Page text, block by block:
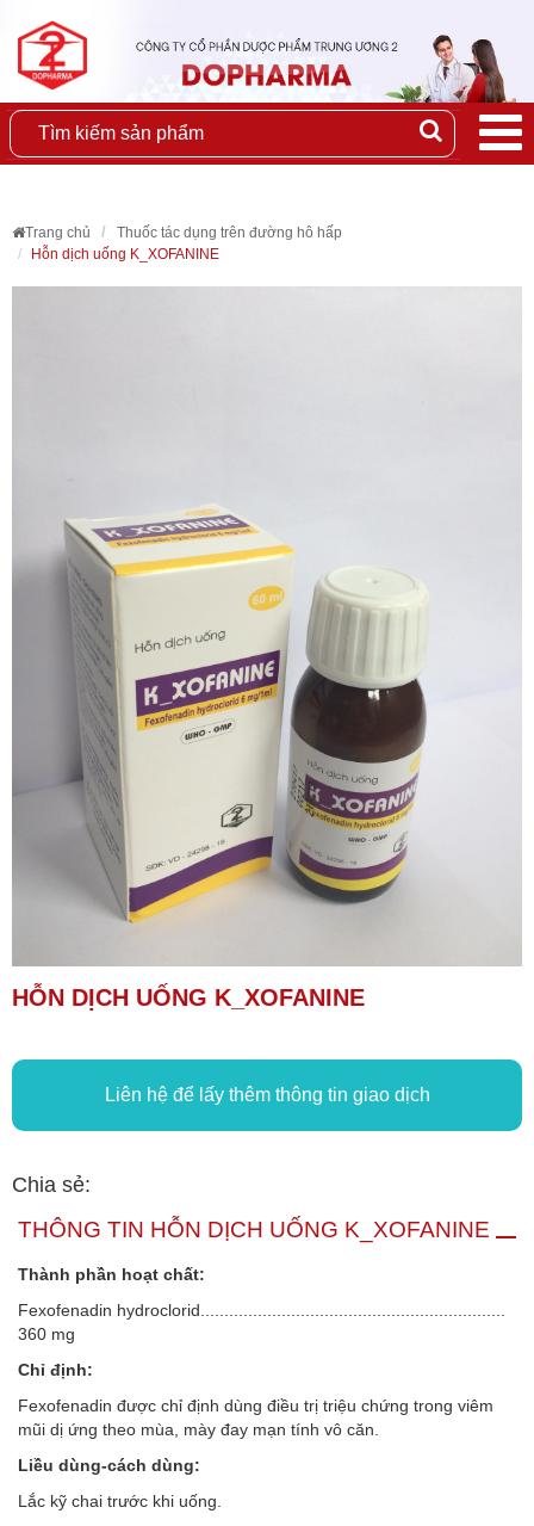
Trang chủ
Thuốc tác dụng trên đường hô hấp
Hỗn dịch uống K_XOFANINE
HỖN DỊCH UỐNG K_XOFANINE
Liên hệ để lấy thêm thông tin giao dịch
Chia sẻ:
THÔNG TIN HỖN DỊCH UỐNG K_XOFANINE
Thành phần hoạt chất:
Fexofenadin hydroclorid................................................................
360 mg
Chỉ định:
Fexofenadin được chỉ định dùng điều trị triệu chứng trong viêm
mũi dị ứng theo mùa, mày đay mạn tính vô căn.
Liều dùng-cách dùng:
Lắc kỹ chai trước khi uống.